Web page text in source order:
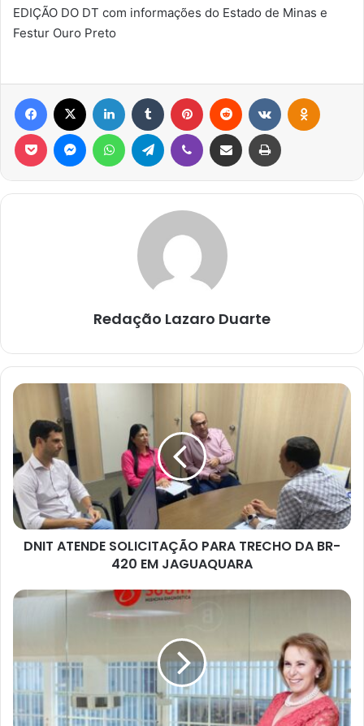
EDIÇÃO DO DT com informações do Estado de Minas e
Festur Ouro Preto
Facebook Linkedin Tumblr Pinterest Reddit VK
Pocket MessengerWhatsAppTelegram Viber Compartilhar via e-mail Imprimir
Redação Lazaro Duarte
DNIT
SOLICITAÇÃO
PARA
TRECHO
DA
BR-
420
EM
JAGUAQUARA
DNIT ATENDE SOLICITAÇÃO PARA TRECHO DA BR-
420 EM JAGUAQUARA
COFUNDADORA
APRESENTA
TRAJETÓRIA
EMPREENDEDORA
NO